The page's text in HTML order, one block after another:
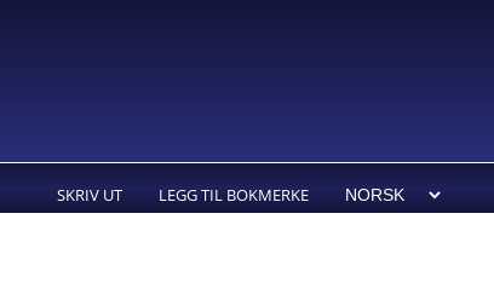
SKRIV UT LEGG TIL BOKMERKE